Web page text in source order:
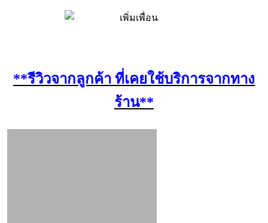
**รีวิวจากลูกค้า ที่เคยใช้บริการจากทาง
ร้าน**